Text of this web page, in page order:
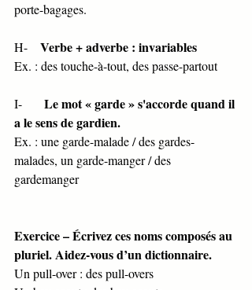
porte-bagages.
H- Verbe + adverbe : invariables
Ex. : des touche-à-tout, des passe-partout
I- Le mot « garde » s'accorde quand il
a le sens de gardien.
Ex. : une garde-malade / des gardes-
malades, un garde-manger / des
gardemanger
Exercice – Écrivez ces noms composés au
pluriel. Aidez-vous d’un dictionnaire.
Un pull-over : des pull-overs